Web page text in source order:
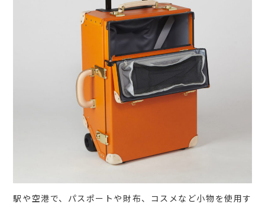
駅や空港で、パスポートや財布、コスメなど小物を使用す